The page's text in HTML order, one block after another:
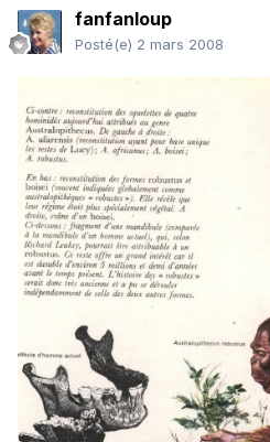
fanfanloup
Posté(e) 2 mars 2008